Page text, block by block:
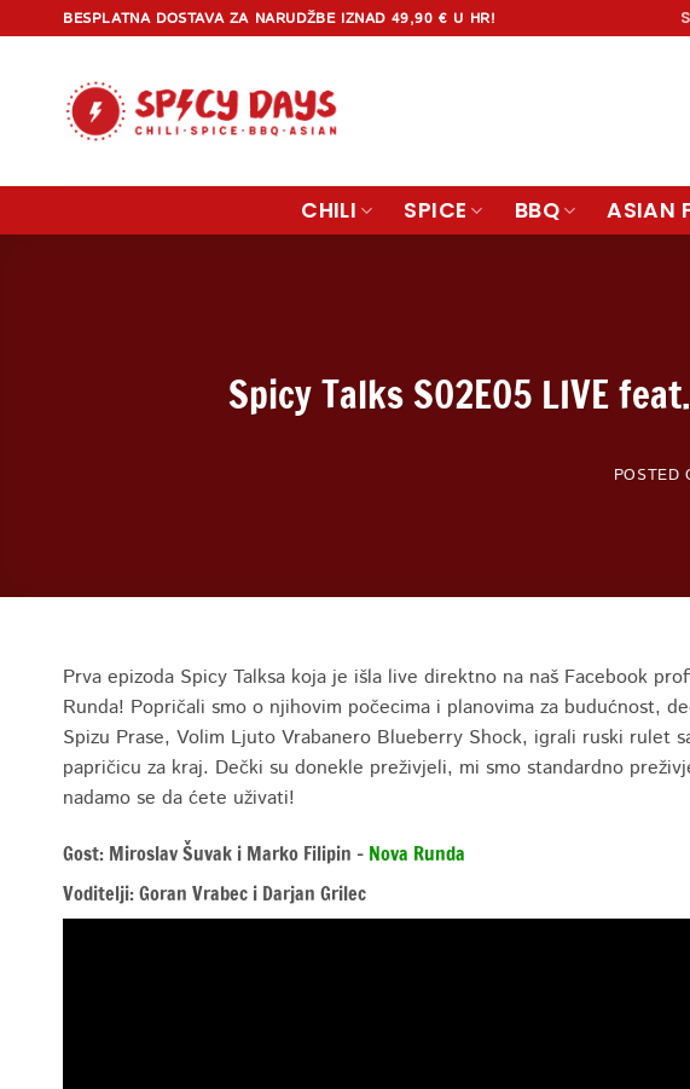
to
BESPLATNA DOSTAVA ZA NARUDŽBE IZNAD 49,90 € U HR!
CHILI SPICE BBQ ASIAN
Spicy Talks S02E05 LIVE
POSTED
Prva epizoda Spicy Talksa koja je išla live direktno na naš Facebook
Runda! Popričali smo o njihovim počecima i planovima za budućnost,
Spizu Prase, Volim Ljuto Vrabanero Blueberry Shock, igrali ruski rulet
papričicu za kraj. Dečki su donekle preživjeli, mi smo standardno
nadamo se da ćete uživati!
Gost: Miroslav Šuvak i Marko Filipin – Nova Runda
Voditelji: Goran Vrabec i Darjan Grilec